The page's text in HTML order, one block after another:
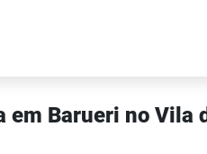
em Barueri no Vila